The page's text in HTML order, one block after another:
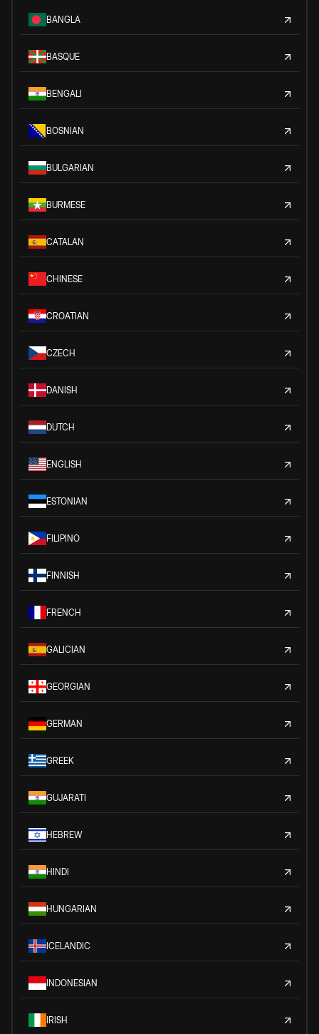
BANGLA
BASQUE
BENGALI
BOSNIAN
BULGARIAN
BURMESE
CATALAN
CHINESE
CROATIAN
CZECH
DANISH
DUTCH
ENGLISH
ESTONIAN
FILIPINO
FINNISH
FRENCH
GALICIAN
GEORGIAN
GERMAN
GREEK
GUJARATI
HEBREW
HINDI
HUNGARIAN
ICELANDIC
INDONESIAN
IRISH